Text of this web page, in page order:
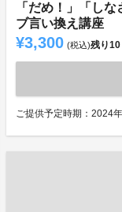
「だめ！」「し
ブ言い換え講座
¥3,300 (税込)残り10
ご提供予定時期：2024